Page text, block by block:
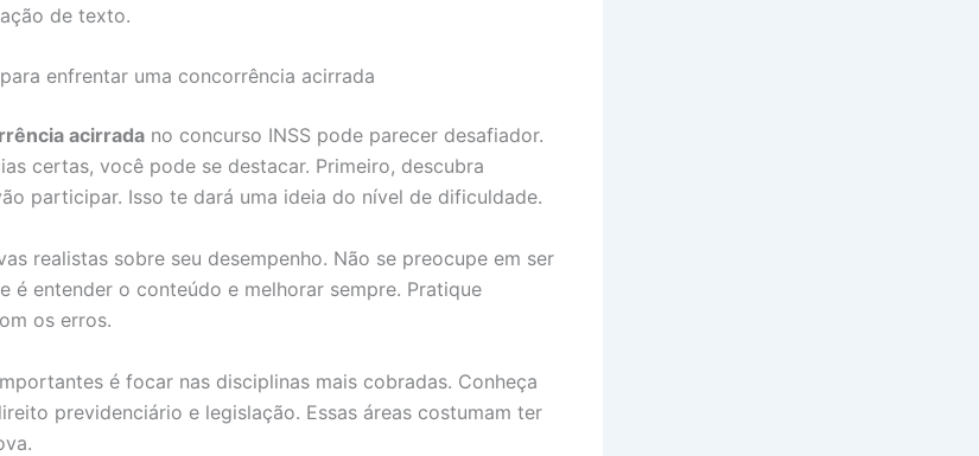
de texto.
enfrentar uma concorrência acirrada
acirrada no concurso INSS pode parecer desafiador.
certas, você pode se destacar. Primeiro, descubra
participar. Isso te dará uma ideia do nível de dificuldade.
realistas sobre seu desempenho. Não se preocupe em ser
é entender o conteúdo e melhorar sempre. Pratique
os erros.
é focar nas disciplinas mais cobradas. Conheça
previdenciário e legislação. Essas áreas costumam ter